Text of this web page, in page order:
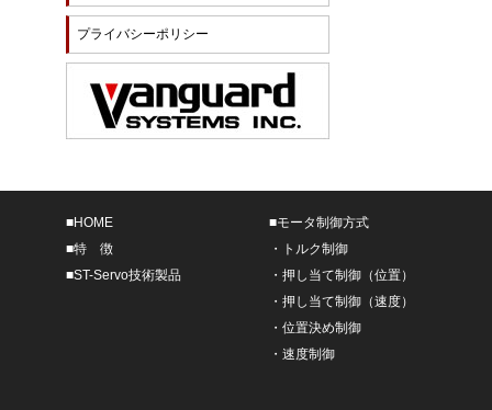
プライバシーポリシー
■HOME
■特 徴
■ST-Servo技術製品
■モータ制御方式
・
トルク制御
・ 押し当て制御（位置）
・ 押し当て制御（速度）
・ 位置決め制御
・ 速度制御